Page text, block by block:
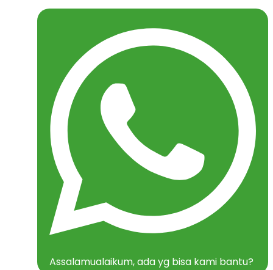
Assalamualaikum, ada yg bisa kami bantu?